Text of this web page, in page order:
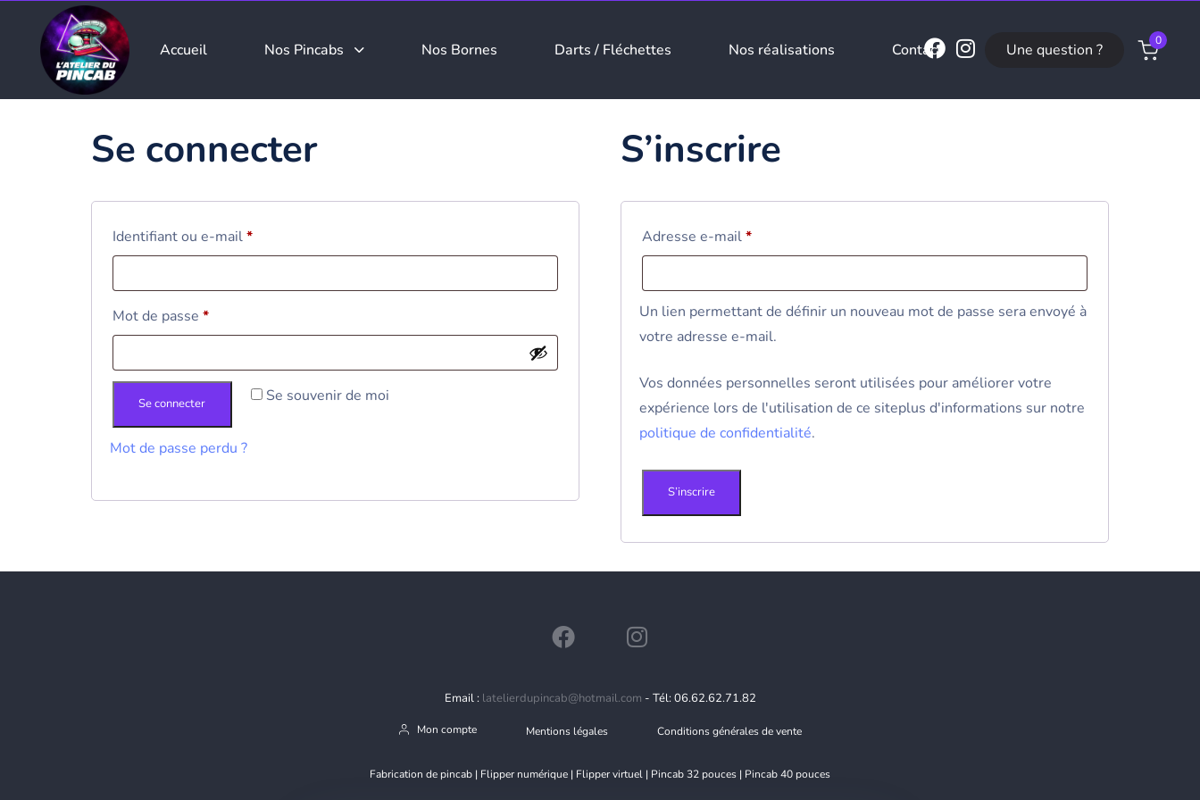
Accueil Nos Pincabs Nos Bornes Darts / Fléchettes Nos réalisations Contact Une question ? 0
Se connecter
Identifiant ou e-mail*
Mot de passe *
Se souvenir de moi
Se connecter
Mot de passe perdu ?
S’inscrire
Adresse e-mail*
Un lien permettant de définir un nouveau mot de passe sera envoyé à
votre adresse e-mail.
Vos données personnelles seront utilisées pour améliorer votre
expérience lors de l'utilisation de ce siteplus d'informations sur notre
politique de confidentialité.
S’inscrire
Email : latelierdupincab@hotmail.com - Tél: 06.62.62.71.82
Mon compte Mentions légales Conditions générales de vente
Fabrication de pincab | Flipper numérique | Flipper virtuel | Pincab 32 pouces | Pincab 40 pouces